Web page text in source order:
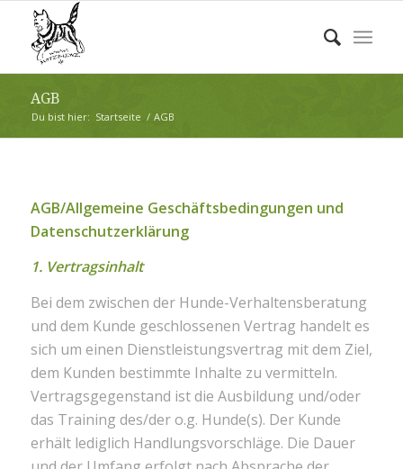
AGB
Du bist hier: Startseite / AGB
AGB/Allgemeine Geschäftsbedingungen und
Datenschutzerklärung
1. Vertragsinhalt
Bei dem zwischen der Hunde-Verhaltensberatung
und dem Kunde geschlossenen Vertrag handelt es
sich um einen Dienstleistungsvertrag mit dem Ziel,
dem Kunden bestimmte Inhalte zu vermitteln.
Vertragsgegenstand ist die Ausbildung und/oder
das Training des/der o.g. Hunde(s). Der Kunde
erhält lediglich Handlungsvorschläge. Die Dauer